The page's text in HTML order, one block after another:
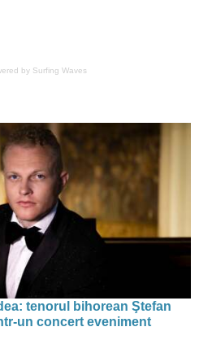
by Surfing Waves
tenorul bihorean Ştefan
un concert eveniment